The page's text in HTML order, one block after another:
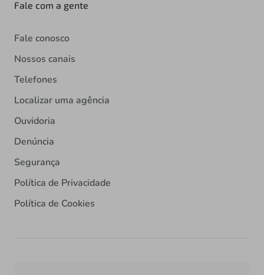
Fale com a gente
Fale conosco
Nossos canais
Telefones
Localizar uma agência
Ouvidoria
Denúncia
Segurança
Política de Privacidade
Política de Cookies